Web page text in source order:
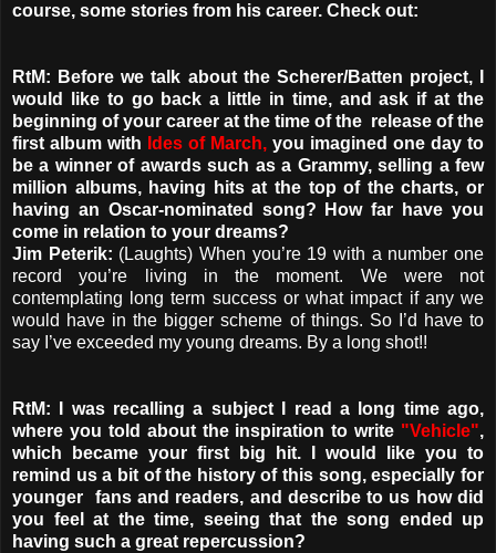
course, some stories from his career. Check out:
RtM: Before we talk about the Scherer/Batten project, I
would like to go back a little in time, and ask if at the
beginning of your career at the time of the release of the
first album with Ides of March, you imagined one day to
be a winner of awards such as a Grammy, selling a few
million albums, having hits at the top of the charts, or
having an Oscar-nominated song? How far have you
come in relation to your dreams?
Jim Peterik: (Laughts) When you’re 19 with a number one
record you’re living in the moment. We were not
contemplating long term success or what impact if any we
would have in the bigger scheme of things. So I’d have to
say I’ve exceeded my young dreams. By a long shot!!
RtM: I was recalling a subject I read a long time ago,
where you told about the inspiration to write "Vehicle",
which became your first big hit. I would like you to
remind us a bit of the history of this song, especially for
younger fans and readers, and describe to us how did
you feel at the time, seeing that the song ended up
having such a great repercussion?